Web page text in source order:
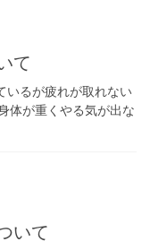
て
いるが疲れが取れない
体が重くやる気が出な
いて